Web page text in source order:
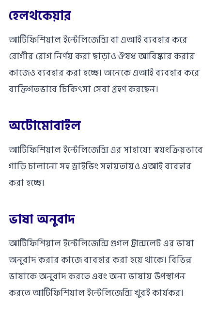
হেলথকেয়ার
আর্টিফিশিয়াল ইন্টেলিজেন্সি বা এআই ব্যবহার করে
রোগীর রোগ নির্ণয় করা ছাড়াও ঔষধ আবিষ্কার করার
কাজেও ব্যবহার করা হচ্ছে। অনেকে এআই ব্যবহার করে
ব্যক্তিগতভাবে চিকিৎসা সেবা গ্রহণ করছেন।
অটোমোবাইল
আর্টিফিশিয়াল ইন্টেলিজেন্সি এর সাহায্যে স্বয়ংক্রিয়ভাবে
গাড়ি চালানো সহ ড্রাইভিং সহায়তায়ও এআই ব্যবহার
করা হচ্ছে।
ভাষা অনুবাদ
আর্টিফিশিয়াল ইন্টেলিজেন্সি গুগল ট্রান্সলেট এর ভাষা
অনুবাদ করার কাজে ব্যবহার করা হয়ে থাকে। বিভিন্ন
ভাষাকে অনুবাদ করতে এবং অন্য ভাষায় উপস্থাপন
করতে আর্টিফিশিয়াল ইন্টেলিজেন্সি খুবই কার্যকর।